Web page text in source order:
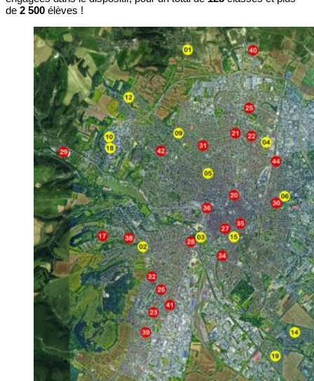
de 2 500 élèves !